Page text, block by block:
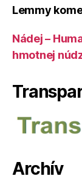
Lemmy
Nádej –
hmotnej
Archív